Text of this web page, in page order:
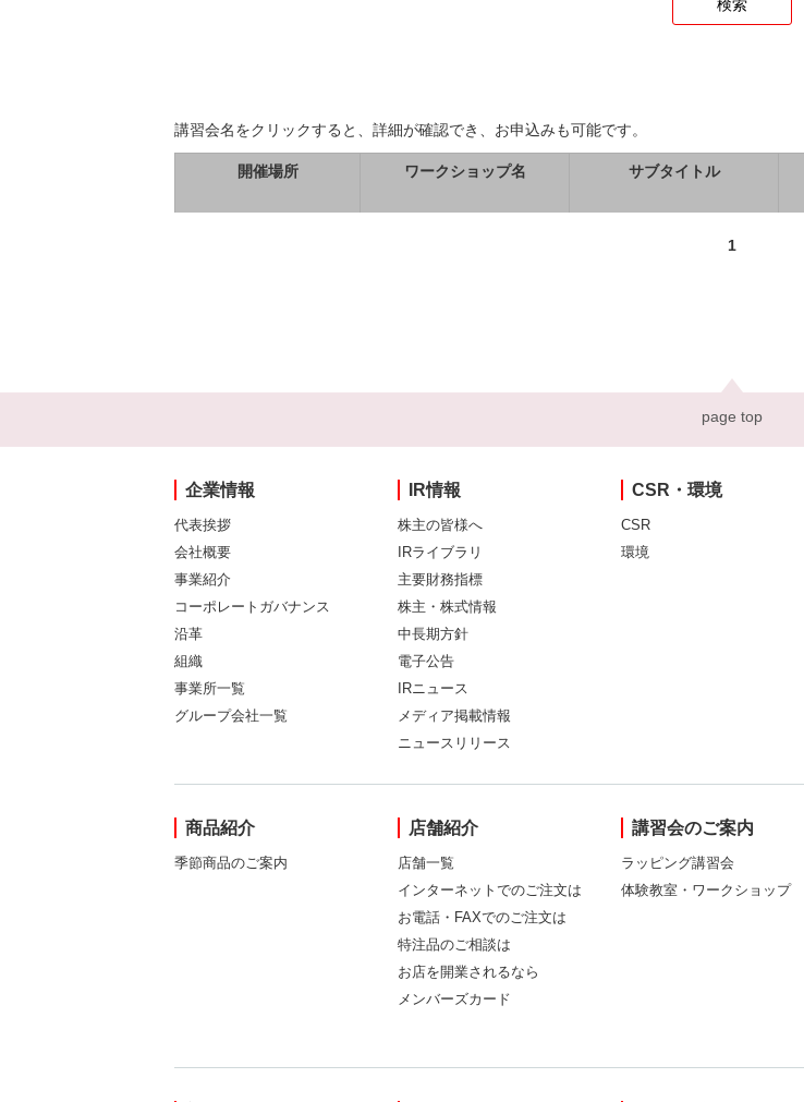
講習会名をクリックすると、詳細が確認でき、お申込みも可能です。
開催場所 ワークショップ名 サブタイトル
1
page top
企業情報
代表挨拶
会社概要
事業紹介
コーポレートガバナンス
沿革
組織
事業所一覧
グループ会社一覧
IR情報
株主の皆様へ
IRライブラリ
主要財務指標
株主・株式情報
中長期方針
電子公告
IRニュース
メディア掲載情報
ニュースリリース
CSR・環境
CSR
環境
商品紹介
季節商品のご案内
店舗紹介
店舗一覧
インターネットでのご注文は
お電話・FAXでのご注文は
特注品のご相談は
お店を開業されるなら
メンバーズカード
講習会のご案内
ラッピング講習会
体験教室・ワークショップ